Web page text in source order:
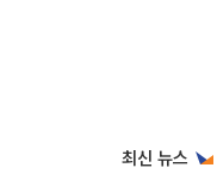
최신 뉴스